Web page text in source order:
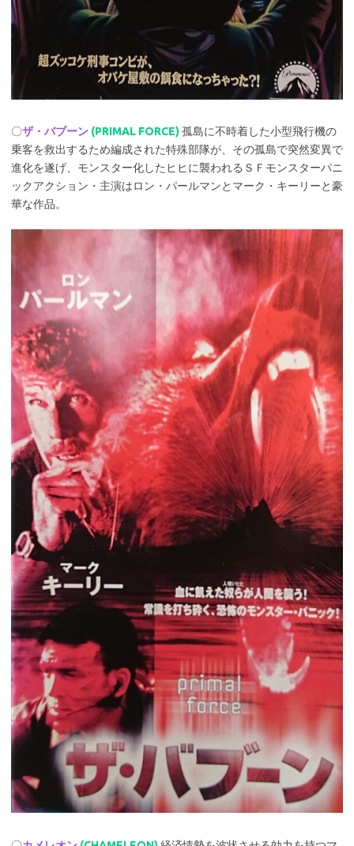
〇ザ・バブーン (PRIMAL FORCE)孤島に不時着した小型飛行機の
乗客を救出するため編成された特殊部隊が、その孤島で突然変異で
進化を遂げ、モンスター化したヒヒに襲われるＳＦモンスターパニ
ックアクション・主演はロン・パールマンとマーク・キーリーと豪
華な作品。